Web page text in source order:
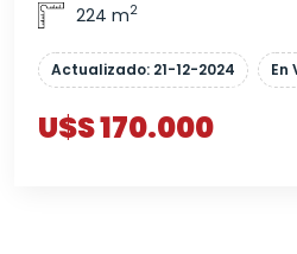
224 m2
Actualizado: 21-12-2024 En
U$S 170.000